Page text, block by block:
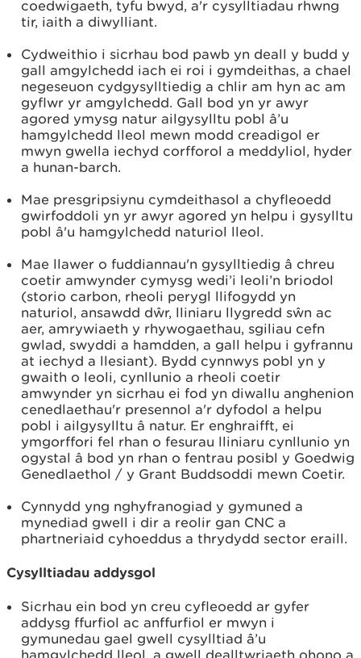
coedwigaeth, tyfu bwyd, a'r cysylltiadau rhwng
tir, iaith a diwylliant.
Cydweithio i sicrhau bod pawb yn deall y budd y
gall amgylchedd iach ei roi i gymdeithas, a chael
negeseuon cydgysylltiedig a chlir am hyn ac am
gyflwr yr amgylchedd. Gall bod yn yr awyr
agored ymysg natur ailgysylltu pobl â’u
hamgylchedd lleol mewn modd creadigol er
mwyn gwella iechyd corfforol a meddyliol, hyder
a hunan-barch.
Mae presgripsiynu cymdeithasol a chyfleoedd
gwirfoddoli yn yr awyr agored yn helpu i gysylltu
pobl â'u hamgylchedd naturiol lleol.
Mae llawer o fuddiannau'n gysylltiedig â chreu
coetir amwynder cymysg wedi’i leoli’n briodol
(storio carbon, rheoli perygl llifogydd yn
naturiol, ansawdd dŵr, lliniaru llygredd sŵn ac
aer, amrywiaeth y rhywogaethau, sgiliau cefn
gwlad, swyddi a hamdden, a gall helpu i gyfrannu
at iechyd a llesiant). Bydd cynnwys pobl yn y
gwaith o leoli, cynllunio a rheoli coetir
amwynder yn sicrhau ei fod yn diwallu anghenion
cenedlaethau'r presennol a'r dyfodol a helpu
pobl i ailgysylltu â natur. Er enghraifft, ei
ymgorffori fel rhan o fesurau lliniaru cynllunio yn
ogystal â bod yn rhan o fentrau posibl y Goedwig
Genedlaethol / y Grant Buddsoddi mewn Coetir.
Cynnydd yng nghyfranogiad y gymuned a
mynediad gwell i dir a reolir gan CNC a
phartneriaid cyhoeddus a thrydydd sector eraill.
Cysylltiadau addysgol
Sicrhau ein bod yn creu cyfleoedd ar gyfer
addysg ffurfiol ac anffurfiol er mwyn i
gymunedau gael gwell cysylltiad â’u